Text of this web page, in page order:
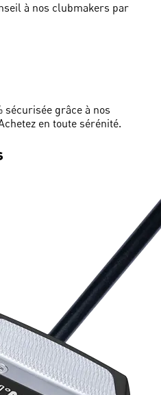
à nos clubmakers par
sécurisée grâce à nos
en toute sérénité.